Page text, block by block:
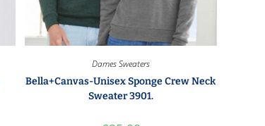
Dames Sweaters
Bella+Canvas-Unisex Sponge Crew Neck
Sweater 3901.